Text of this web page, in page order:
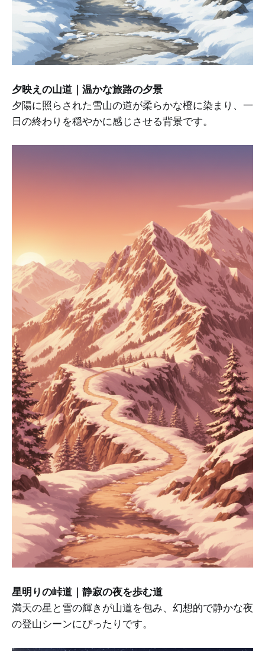
夕映えの山道｜温かな旅路の夕景
夕陽に照らされた雪山の道が柔らかな橙に染まり、一
日の終わりを穏やかに感じさせる背景です。
星明りの峠道｜静寂の夜を歩む道
満天の星と雪の輝きが山道を包み、幻想的で静かな夜
の登山シーンにぴったりです。